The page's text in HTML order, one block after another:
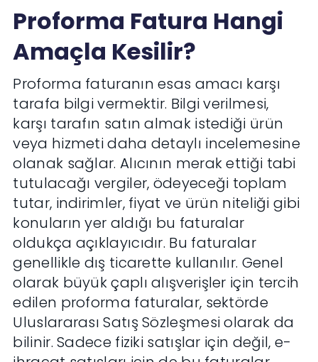
Proforma Fatura Hangi
Amaçla Kesilir?
Proforma faturanın esas amacı karşı
tarafa bilgi vermektir. Bilgi verilmesi,
karşı tarafın satın almak istediği ürün
veya hizmeti daha detaylı incelemesine
olanak sağlar. Alıcının merak ettiği tabi
tutulacağı vergiler, ödeyeceği toplam
tutar, indirimler, fiyat ve ürün niteliği gibi
konuların yer aldığı bu faturalar
oldukça açıklayıcıdır. Bu faturalar
genellikle dış ticarette kullanılır. Genel
olarak büyük çaplı alışverişler için tercih
edilen proforma faturalar, sektörde
Uluslararası Satış Sözleşmesi olarak da
bilinir. Sadece fiziki satışlar için değil, e-